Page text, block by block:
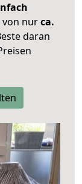
von nurca.
daran